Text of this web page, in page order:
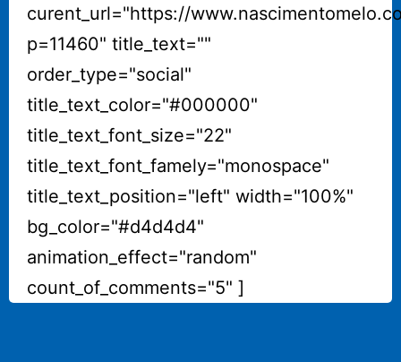
curent_url="https://
p=11460" title_text=""
order_type="social"
title_text_color="#000000"
title_text_font_size="22"
title_text_font_famely="monospace"
title_text_position="left" width="100%"
bg_color="#d4d4d4"
animation_effect="random"
count_of_comments="5" ]